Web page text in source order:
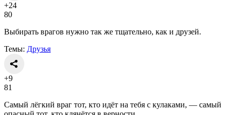
+24
80
Выбирать врагов нужно так же тщательно, как и друзей.
Темы: Друзья
+9
81
Самый лёгкий враг тот, кто идёт на тебя с кулаками, — самый